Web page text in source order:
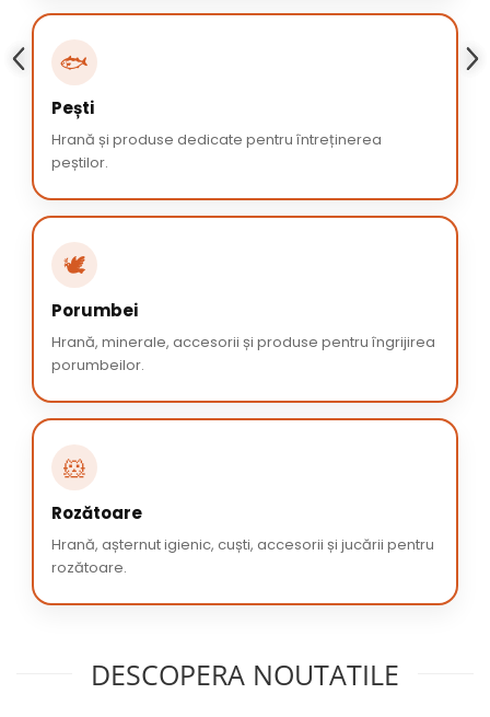
🐟
Pești
Hrană și produse dedicate pentru întreținerea
peștilor.
🕊️
Porumbei
Hrană, minerale, accesorii și produse pentru îngrijirea
porumbeilor.
🐹
Rozătoare
Hrană, așternut igienic, cuști, accesorii și jucării pentru
rozătoare.
DESCOPERA NOUTATILE